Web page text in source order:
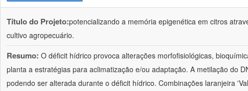
Título do Projeto:potencializando a memória epigenética em citros
cultivo agropecuário.
Resumo: O déficit hídrico provoca alterações morfofisiológicas,
planta a estratégias para aclimatização e/ou adaptação. A metilação do
podendo ser alterada durante o déficit hídrico. Combinações laranjeira